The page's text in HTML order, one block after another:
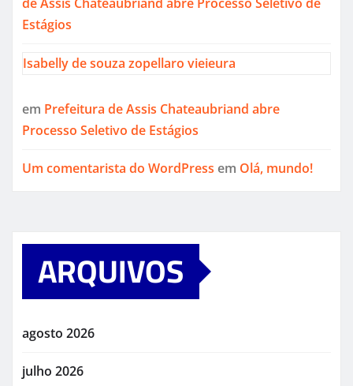
Estágios
Isabelly de souza zopellaro vieieura
em Prefeitura de Assis Chateaubriand abre
Processo Seletivo de Estágios
Um comentarista do WordPress em Olá, mundo!
ARQUIVOS
agosto 2026
julho 2026